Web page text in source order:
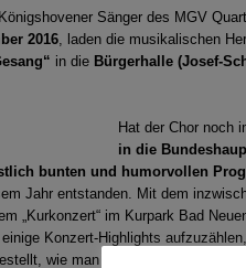
Sänger des MGV
2016, laden die musikalischen
in die Bürgerhalle (Josef-
Hat der Chor noch
in die
bunten und humorvollen
Jahr entstanden. Mit dem
„Kurkonzert“ im Kurpark Bad
Konzert-Highlights
wie man das Publikum